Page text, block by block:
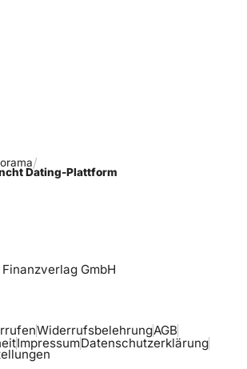
Dating-Plattform
GmbH
WiderrufsbelehrungAGB
ImpressumDatenschutzerklärung